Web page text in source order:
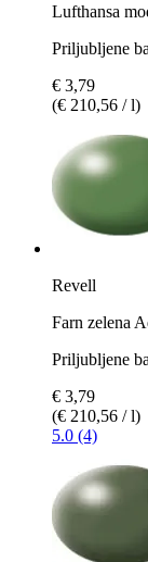
Lufthansa
Priljubljene
€ 3,79
(€ 210,56 / l)
Revell
Farn zelena
Priljubljene
€ 3,79
(€ 210,56 / l)
5.0 (4)